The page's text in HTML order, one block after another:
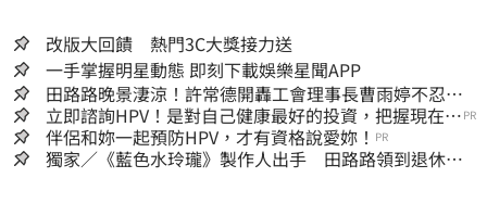
改版大回饋 熱門3C大獎接力送
一手掌握明星動態 即刻下載娛樂星聞APP
田路路晚景淒涼！許常德開轟工會理事長曹雨婷不忍
了：別只包紅包慰問
立即諮詢HPV！是對自己健康最好的投資，把握現在不
嫌晚！
PR
伴侶和妳一起預防HPV，才有資格說愛妳！ PR
獨家／《藍色水玲瓏》製作人出手 田路路領到退休